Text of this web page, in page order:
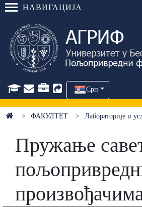
НАВИГАЦИЈА
Срп
ФАКУЛТЕТ Лабораторије и
Пружање